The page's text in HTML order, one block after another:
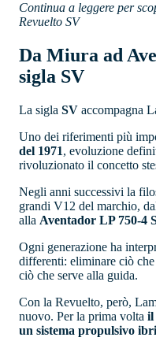
Continua a leggere per
Revuelto SV
Da Miura ad
sigla SV
La sigla SV accompagna
Uno dei riferimenti più
del 1971, evoluzione
rivoluzionato il concetto
Negli anni successivi la
grandi V12 del marchio,
alla Aventador LP 750-4
Ogni generazione ha
differenti: eliminare ciò
ciò che serve alla guida.
Con la Revuelto, però,
nuovo. Per la prima volta il
un sistema propulsivo